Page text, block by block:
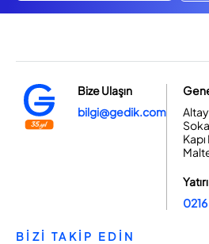
Bize Ulaşın
bilgi@gedik.com
BİZİ TAKİP EDİN